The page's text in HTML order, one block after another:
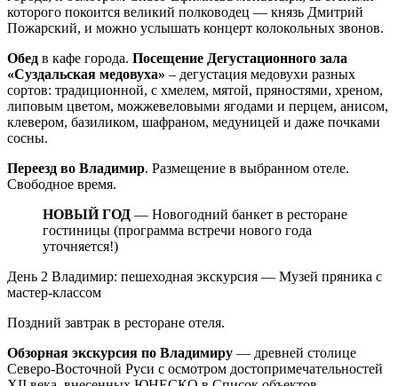
которого покоится великий полководец — князь Дмитрий
Пожарский, и можно услышать концерт колокольных звонов.
Обед в кафе города. Посещение Дегустационного зала
«Суздальская медовуха» – дегустация медовухи разных
сортов: традиционной, с хмелем, мятой, пряностями, хреном,
липовым цветом, можжевеловыми ягодами и перцем, анисом,
клевером, базиликом, шафраном, медуницей и даже почками
сосны.
Переезд во Владимир. Размещение в выбранном отеле.
Свободное время.
НОВЫЙ ГОД — Новогодний банкет в ресторане
гостиницы (программа встречи нового года
уточняется!)
День 2 Владимир: пешеходная экскурсия — Музей пряника с
мастер-классом
Поздний завтрак в ресторане отеля.
Обзорная экскурсия по Владимиру — древней столице
Северо-Восточной Руси с осмотром достопримечательностей